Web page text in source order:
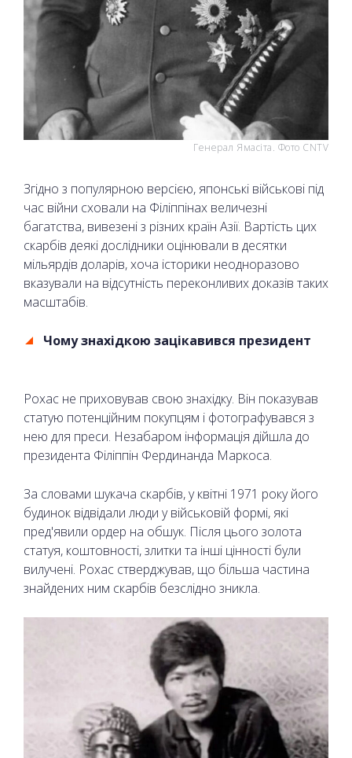
Генерал Ямасіта. Фото CNTV
Згідно з популярною версією, японські військові під
час війни сховали на Філіппінах величезні
багатства, вивезені з різних країн Азії. Вартість цих
скарбів деякі дослідники оцінювали в десятки
мільярдів доларів, хоча історики неодноразово
вказували на відсутність переконливих доказів таких
масштабів.
Чому знахідкою зацікавився президент
Рохас не приховував свою знахідку. Він показував
статую потенційним покупцям і фотографувався з
нею для преси. Незабаром інформація дійшла до
президента Філіппін Фердинанда Маркоса.
За словами шукача скарбів, у квітні 1971 року його
будинок відвідали люди у військовій формі, які
пред'явили ордер на обшук. Після цього золота
статуя, коштовності, злитки та інші цінності були
вилучені. Рохас стверджував, що більша частина
знайдених ним скарбів безслідно зникла.